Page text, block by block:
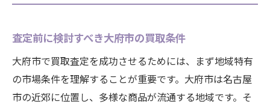
査定前に検討すべき大府市の買取条件
大府市で買取査定を成功させるためには、まず地域特有
の市場条件を理解することが重要です。大府市は名古屋
市の近郊に位置し、多様な商品が流通する地域です。そ